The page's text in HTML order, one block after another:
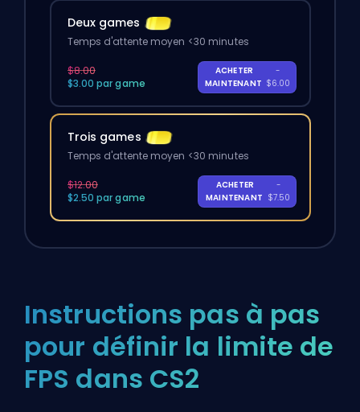
Deux games
Temps d'attente moyen <30 minutes
$8.00
$3.00 par game
ACHETER
MAINTENANT
-
$6.00
Trois games
Temps d'attente moyen <30 minutes
$12.00
$2.50 par game
ACHETER
MAINTENANT
-
$7.50
Instructions pas à pas
pour définir la limite de
FPS dans CS2